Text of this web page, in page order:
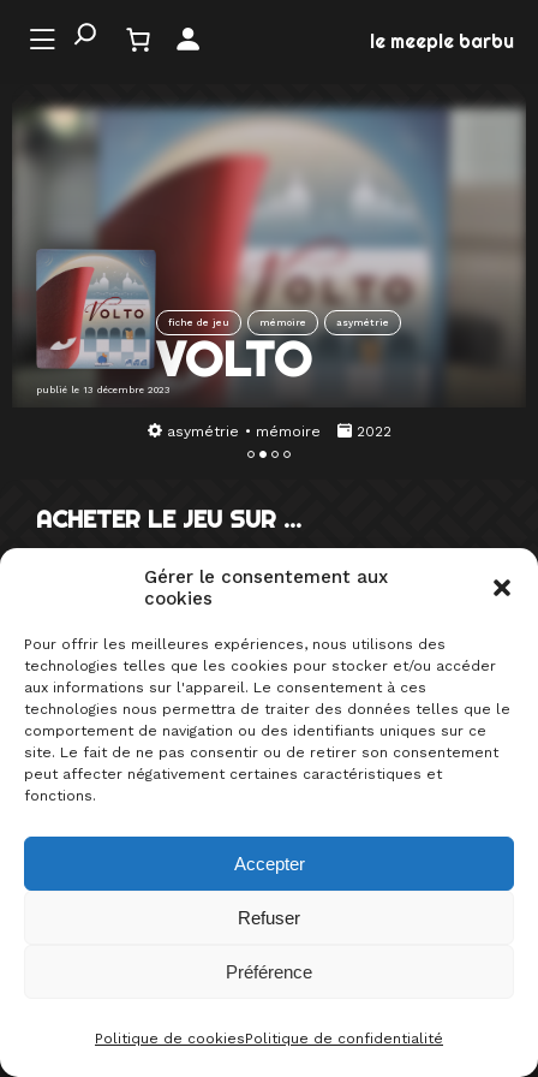
Gérer le consentement aux
cookies
Pour offrir les meilleures expériences, nous utilisons des
technologies telles que les cookies pour stocker et/ou accéder
aux informations sur l'appareil. Le consentement à ces
technologies nous permettra de traiter des données telles que le
comportement de navigation ou des identifiants uniques sur ce
site. Le fait de ne pas consentir ou de retirer son consentement
peut affecter négativement certaines caractéristiques et
fonctions.
Accepter
Refuser
Préférence
Politique de cookiesPolitique de confidentialité
LE
le meeple barbu
fiche de jeu mémoire asymétrie
VOLTO
publié le 13 décembre 2023
asymétrie mémoire 2022
ACHETER LE JEU SUR …
PLUS DE LIENS
MYLUDO
SUR LE MÊME SUJET
sélection à la une CONTACT